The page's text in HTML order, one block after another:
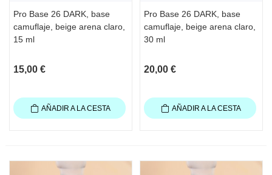
Pro Base 26 DARK, base
camuflaje, beige arena claro,
15 ml
15,00 €
AÑADIR A LA CESTA
Pro Base 26 DARK, base
camuflaje, beige arena claro,
30 ml
20,00 €
AÑADIR A LA CESTA